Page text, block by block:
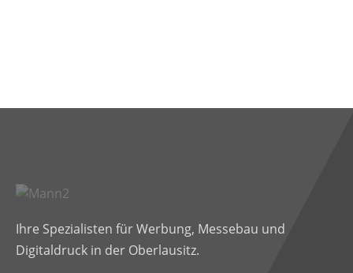
Ihre Spezialisten für Werbung, Messebau und
Digitaldruck in der Oberlausitz.